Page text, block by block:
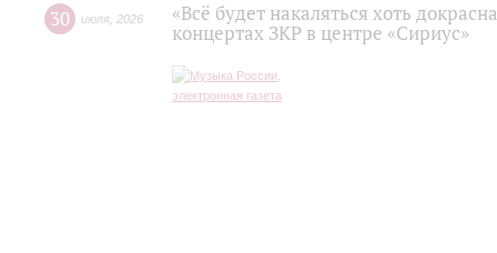
30 июля 2026
«Всё будет накаляться хоть
концертах ЗКР в центре «Сириус»